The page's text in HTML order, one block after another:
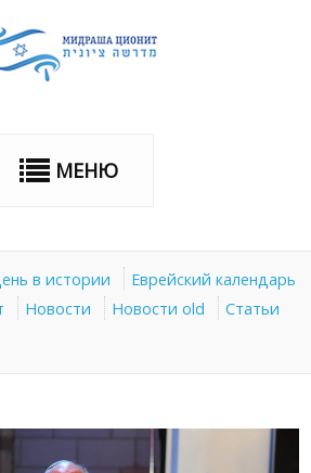
МЕНЮ
в истории
Еврейский календарь
Новости Новости old Статьи